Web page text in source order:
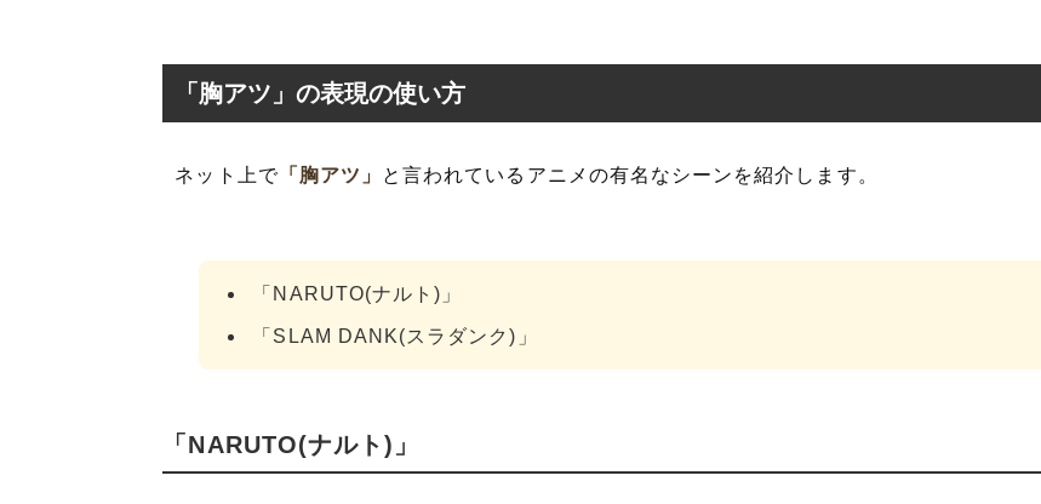
「胸アツ」の表現の使い方
ネット上で「胸アツ」 と言われているアニメの有名なシーンを紹介します。
「NARUTO(ナルト)」
「SLAM DANK(スラダンク)」
「NARUTO(ナルト)」